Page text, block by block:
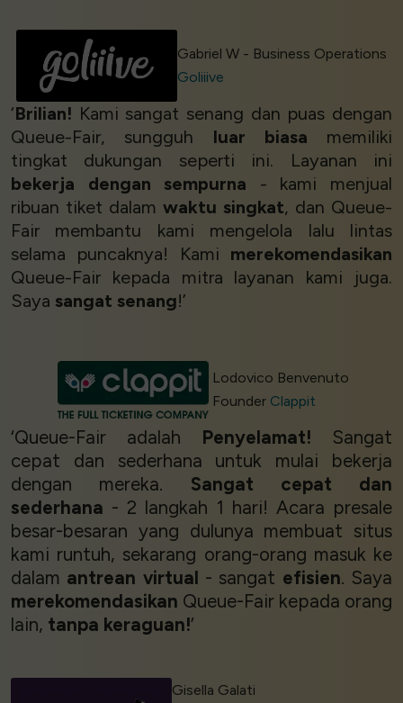
Gabriel W - Business Operations
Goliiive
‘Brilian! Kami sangat senang dan puas dengan
Queue-Fair, sungguh luar biasa memiliki
tingkat dukungan seperti ini. Layanan ini
bekerja dengan sempurna - kami menjual
ribuan tiket dalam waktu singkat, dan Queue-
Fair membantu kami mengelola lalu lintas
selama puncaknya! Kami merekomendasikan
Queue-Fair kepada mitra layanan kami juga.
Saya sangat senang!’
Lodovico Benvenuto
Founder Clappit
‘Queue-Fair adalah Penyelamat! Sangat
cepat dan sederhana untuk mulai bekerja
dengan mereka. Sangat cepat dan
sederhana - 2 langkah 1 hari! Acara presale
besar-besaran yang dulunya membuat situs
kami runtuh, sekarang orang-orang masuk ke
dalam antrean virtual - sangat efisien. Saya
merekomendasikan Queue-Fair kepada orang
lain, tanpa keraguan!’
Gisella Galati